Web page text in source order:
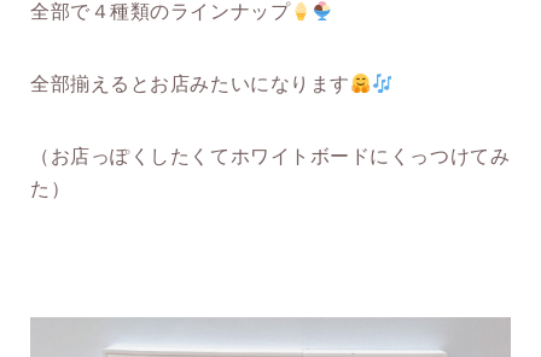
全部で４種類のラインナップ
全部揃えるとお店みたいになります
（お店っぽくしたくてホワイトボードにくっつけてみ
た）